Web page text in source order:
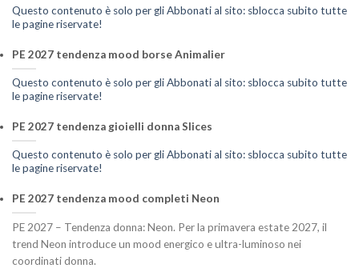
Questo contenuto è solo per gli Abbonati al sito: sblocca subito tutte
le pagine riservate!
PE 2027 tendenza mood borse Animalier
Questo contenuto è solo per gli Abbonati al sito: sblocca subito tutte
le pagine riservate!
PE 2027 tendenza gioielli donna Slices
Questo contenuto è solo per gli Abbonati al sito: sblocca subito tutte
le pagine riservate!
PE 2027 tendenza mood completi Neon
PE 2027 – Tendenza donna: Neon. Per la primavera estate 2027, il
trend Neon introduce un mood energico e ultra-luminoso nei
coordinati donna.